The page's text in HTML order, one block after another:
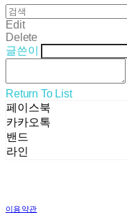
Edit
Delete
글쓴이
Return To List
페이스북
카카오톡
밴드
라인
이용약관